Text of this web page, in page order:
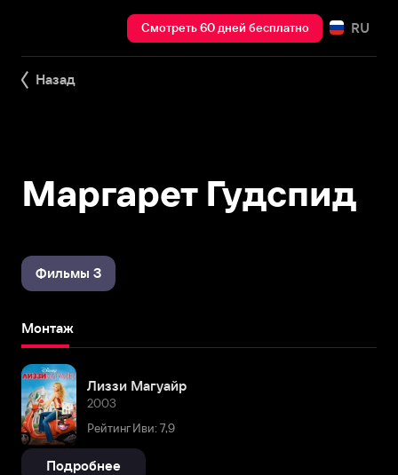
Смотреть 60 дней бесплатно RU
Назад
Маргарет Гудспид
Фильмы 3
Монтаж
Лиззи Магуайр
2003
Рейтинг Иви: 7,9
Подробнее